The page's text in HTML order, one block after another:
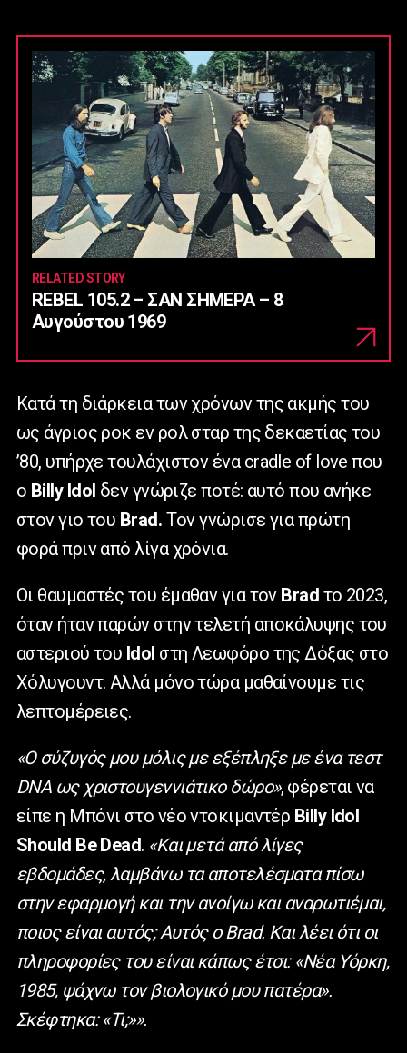
RELATED STORY
REBEL 105.2 – ΣΑΝ ΣΗΜΕΡΑ – 8
Αυγούστου 1969
Κατά τη διάρκεια των χρόνων της ακμής του
ως άγριος ροκ εν ρολ σταρ της δεκαετίας του
’80, υπήρχε τουλάχιστον ένα cradle of love που
ο Billy Idol δεν γνώριζε ποτέ: αυτό που ανήκε
στον γιο του Brad. Tον γνώρισε για πρώτη
φορά πριν από λίγα χρόνια.
Οι θαυμαστές του έμαθαν για τον Brad το 2023,
όταν ήταν παρών στην τελετή αποκάλυψης του
αστεριού του Idol στη Λεωφόρο της Δόξας στο
Χόλυγουντ. Αλλά μόνο τώρα μαθαίνουμε τις
λεπτομέρειες.
«Ο σύζυγός μου μόλις με εξέπληξε με ένα τεστ
DNA ως χριστουγεννιάτικο δώρο», φέρεται να
είπε η Μπόνι στο νέο ντοκιμαντέρ Billy Idol
Should Be Dead. «Και μετά από λίγες
εβδομάδες, λαμβάνω τα αποτελέσματα πίσω
στην εφαρμογή και την ανοίγω και αναρωτιέμαι,
ποιος είναι αυτός; Αυτός ο Brad. Και λέει ότι οι
πληροφορίες του είναι κάπως έτσι: «Νέα Υόρκη,
1985, ψάχνω τον βιολογικό μου πατέρα».
Σκέφτηκα: «Τι;»».